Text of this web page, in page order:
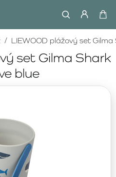
set Gilma Shark
blue
LIEWOOD plážový set